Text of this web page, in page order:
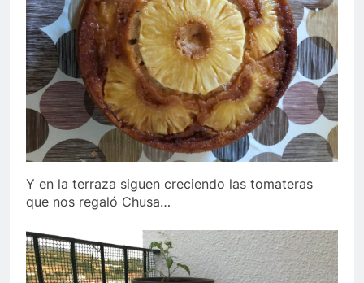
Y en la terraza siguen creciendo las tomateras
que nos regaló Chusa…